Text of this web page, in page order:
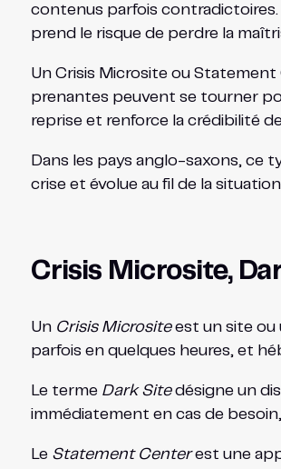
contenus parfois contradictoires.
prend le risque de perdre la
Un Crisis Microsite ou
prenantes peuvent se tourner
reprise et renforce la crédibilité
Dans les pays anglo-saxons, ce
crise et évolue au fil de la
Crisis Microsite,
Un Crisis Micrositeest un site ou
parfois en quelques heures, et
Le terme Dark Sitedésigne un
immédiatement en cas de
Le Statement Centerest une